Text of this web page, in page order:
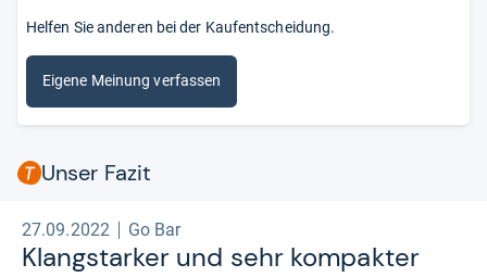
Helfen Sie anderen bei der Kaufentscheidung.
Eigene Meinung verfassen
Unser Fazit
27.09.2022 Go Bar
Klang­star­ker und sehr kom­pak­ter